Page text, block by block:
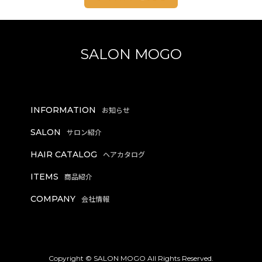
SALON MOGO
INFORMATION
SALON
HAIR CATALOG
ITEMS
COMPANY
Copyright © SALON MOGO All Rights Reserved.